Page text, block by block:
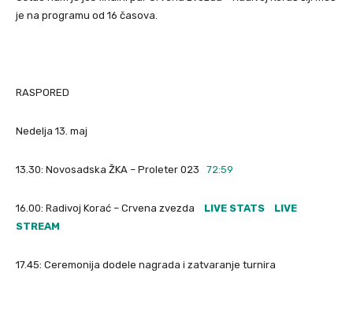
je na programu od 16 časova.
RASPORED
Nedelja 13. maj
13.30: Novosadska ŽKA – Proleter 023 72:59
16.00: Radivoj Korać – Crvena zvezda LIVE STATS
LIVE
STREAM
17.45: Ceremonija dodele nagrada i zatvaranje turnira